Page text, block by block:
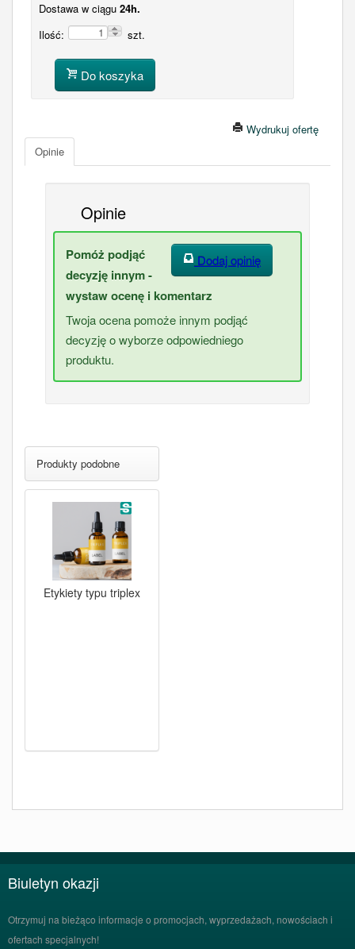
Dostawa w ciągu24h.
Ilość:
szt.
Do koszyka
Wydrukuj ofertę
Opinie
Opinie
Dodaj opinię
Pomóż podjąć
decyzję innym -
wystaw ocenę i komentarz
Twoja ocena pomoże innym podjąć
decyzję o wyborze odpowiedniego
produktu.
Produkty podobne
Etykiety typu triplex
Biuletyn okazji
Otrzymuj na bieżąco informacje o promocjach, wyprzedażach, nowościach i
ofertach specjalnych!